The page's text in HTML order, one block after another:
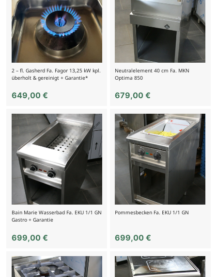
2 – fl. Gasherd Fa. Fagor 13,25 kW kpl.
überholt & gereinigt + Garantie*
649,00 €
Neutralelement 40 cm Fa. MKN
Optima 850
679,00€
Bain Marie Wasserbad Fa. EKU 1/1 GN
Gastro + Garantie
699,00 €
Pommesbecken Fa. EKU 1/1 GN
699,00€